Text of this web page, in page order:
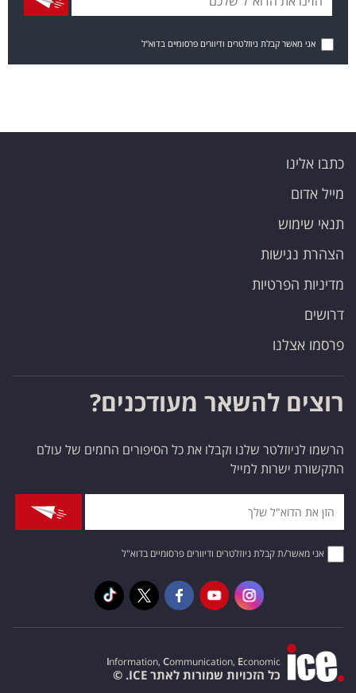
אני מאשר קבלת ניוזלטרים ודיוורים פרסומיים בדוא"ל
כתבו אלינו
מייל אדום
תנאי שימוש
הצהרת נגישות
מדיניות הפרטיות
דרושים
פרסמו אצלנו
רוצים להשאר מעודכנים?
הרשמו לניוזלטר שלנו וקבלו את כל הסיפורים החמים של עולם
התקשורת ישרות למייל
אני מאשר/ת קבלת ניוזלטרים ודיוורים פרסומיים בדוא"ל
Information, Communication, Economic
כל הזכויות שמורות לאתר ICE. ©